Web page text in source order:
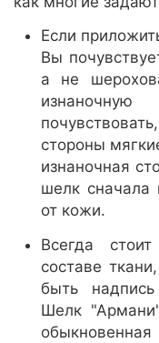
Если
Вы
а не
стороны
изнаночная
шелк сначала
от кожи.
Всегда
составе
быть
Шелк